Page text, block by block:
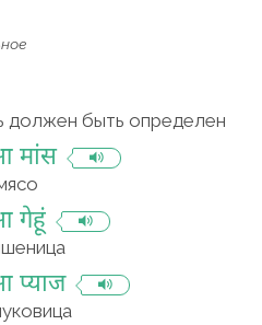
должен быть определен
मांस
गेहूं
प्याज